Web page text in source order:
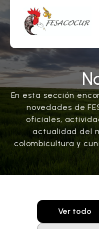
En esta sección
novedades de
oficiales,
actualidad del
colombicultura y
Ver todo